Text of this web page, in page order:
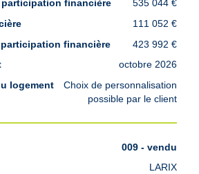
535 044 €
111 052 €
423 992 €
octobre 2026
Choix de personnalisation
possible par le client
009 - vendu
LARIX